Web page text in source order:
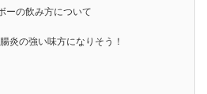
ーの飲み方について
炎の強い味方になりそう！